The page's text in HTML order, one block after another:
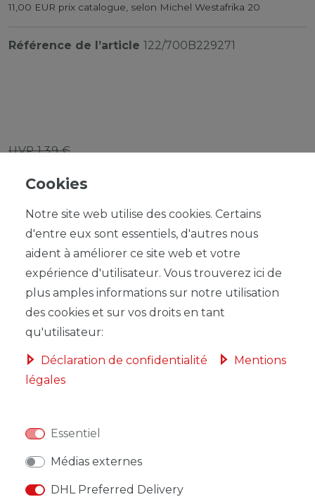
11,00 EUR prix catalogue, selon Michel Westafrika 20
Référence de l’article 122/700B229271
UVP 1,39 €
DANS LE PANIER
Cookies
Notre site web utilise des cookies. Certains
d'entre eux sont essentiels, d'autres nous
aident à améliorer ce site web et votre
expérience d'utilisateur. Vous trouverez ici de
plus amples informations sur notre utilisation
des cookies et sur vos droits en tant
qu'utilisateur:
Déclaration de confidentialité
Mentions
légales
Essentiel
Médias externes
DHL Preferred Delivery